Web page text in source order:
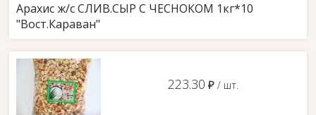
Арахис ж/с СЛИВ.СЫР С ЧЕСНОКОМ 1кг*10
"Вост.Караван"
223.30 д / шт.